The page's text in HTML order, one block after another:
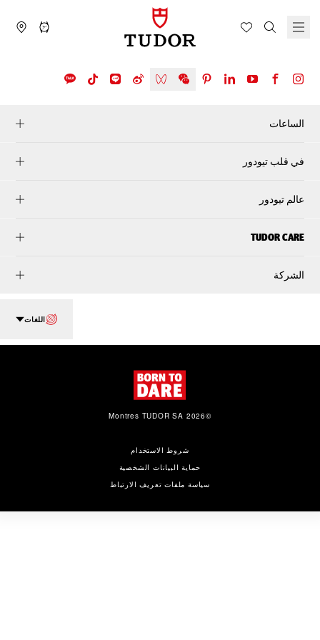
الساعات
في قلب تيودور
عالم تيودور
TUDOR CARE
الشركة
اللغات
شروط الاستخدام
حماية البيانات الشخصية
سياسة ملفات تعريف الارتباط
©2026 Montres TUDOR SA